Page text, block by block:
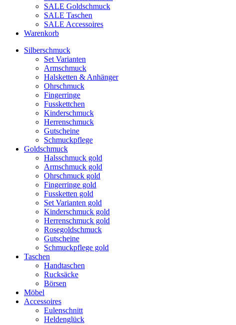
SALE Goldschmuck
SALE Taschen
SALE Accessoires
Warenkorb
Silberschmuck
Set Varianten
Armschmuck
Halsketten & Anhänger
Ohrschmuck
Fingerringe
Fusskettchen
Kinderschmuck
Herrenschmuck
Gutscheine
Schmuckpflege
Goldschmuck
Halsschmuck gold
Armschmuck gold
Ohrschmuck gold
Fingerringe gold
Fussketten gold
Set Varianten gold
Kinderschmuck gold
Herrenschmuck gold
Rosegoldschmuck
Gutscheine
Schmuckpflege gold
Taschen
Handtaschen
Rucksäcke
Börsen
Möbel
Accessoires
Eulenschnitt
Heldenglück